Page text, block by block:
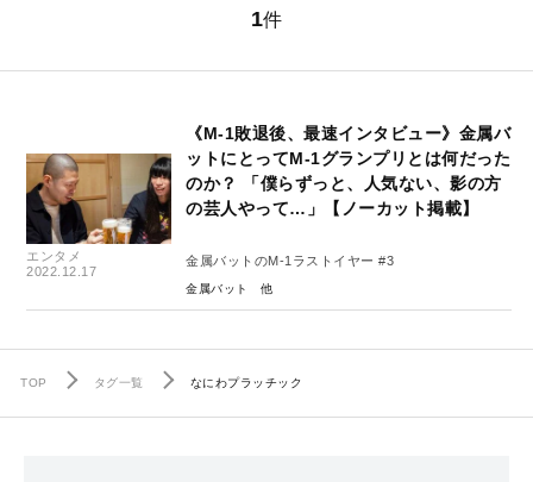
1件
エンタメ
2022.12.17
《M-1敗退後、最速インタビュー》金属バ
ットにとってM-1グランプリとは何だった
のか？ 「僕らずっと、人気ない、影の方
の芸人やって…」【ノーカット掲載】
金属バットのM-1ラストイヤー #3
金属バット
TOP タグ一覧 なにわプラッチック